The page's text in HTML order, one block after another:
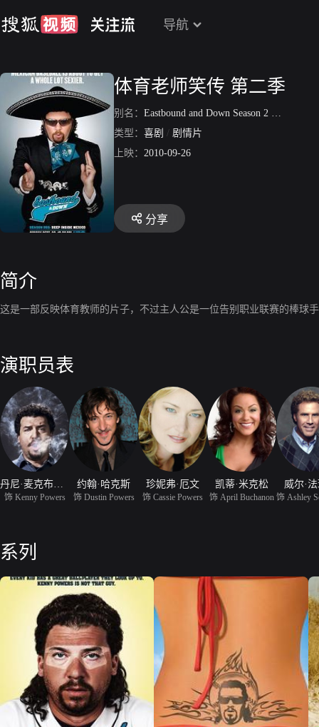
导航
体育老师笑传 第二季
别名： Eastbound and Down Season 2 / 体育老
类型： 喜剧 / 剧情片
上映： 2010-09-26
分享
简介
这是一部反映体育教师的片子，不过主人公是一位告别职业联赛的棒球
演职员表
饰 Kenny Powers
约翰·哈克斯
饰 Dustin Powers
珍妮弗·厄文
饰 Cassie Powers
凯蒂·米克松
饰 April Buchanon
威尔·
饰 Ashley
系列